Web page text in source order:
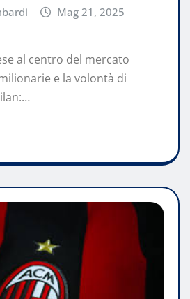
Mag 21, 2025
al centro del mercato
e la volontà di